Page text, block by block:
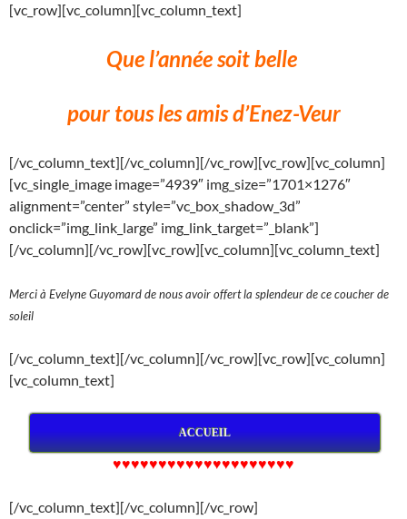
[vc_row][vc_column][vc_column_text]
Que l’année soit belle
pour tous les amisd’Enez-Veur
[/vc_column_text][/vc_column][/vc_row][vc_row][vc_column]
[vc_single_image image=”4939″ img_size=”1701×1276″
alignment=”center” style=”vc_box_shadow_3d”
onclick=”img_link_large” img_link_target=”_blank”]
[/vc_column][/vc_row][vc_row][vc_column][vc_column_text]
Merci à Evelyne Guyomard de nous avoir offert la splendeur de ce coucher de
soleil
[/vc_column_text][/vc_column][/vc_row][vc_row][vc_column]
[vc_column_text]
ACCUEIL
♥♥♥♥♥♥♥♥♥♥♥♥♥♥♥♥♥♥♥♥
[/vc_column_text][/vc_column][/vc_row]